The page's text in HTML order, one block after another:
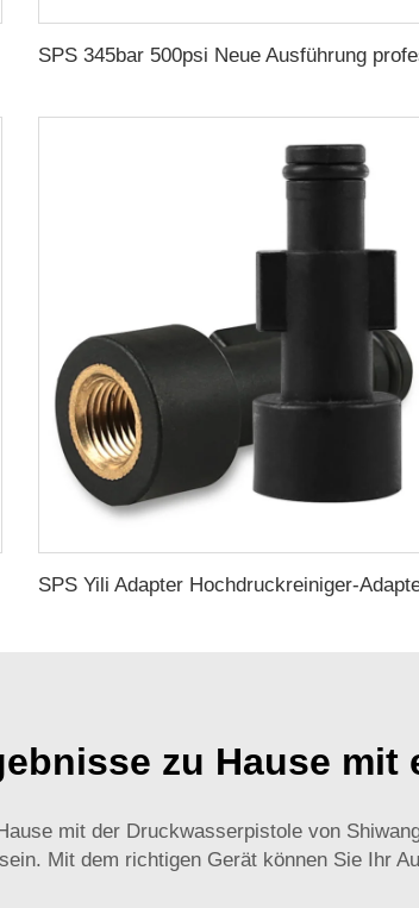
zu Hause
mit der Druckwasserpistole von
Mit dem richtigen Gerät können Sie Ihr